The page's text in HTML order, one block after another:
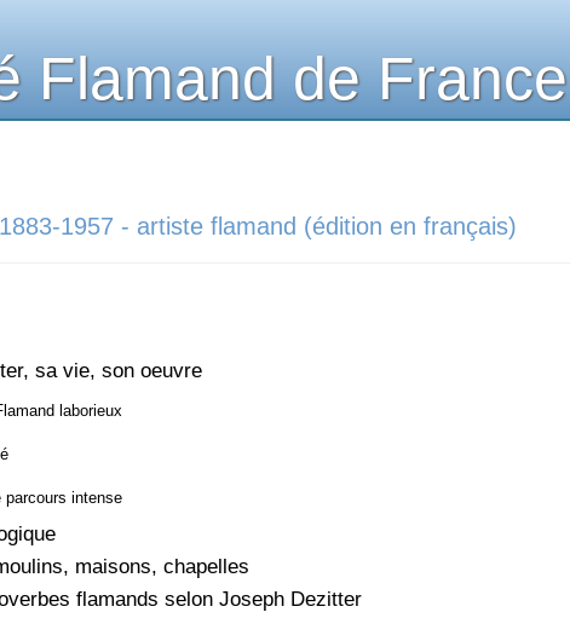
Flamand de France
1957 - artiste flamand (édition en français)
sa vie, son oeuvre
laborieux
parcours intense
maisons, chapelles
flamands selon Joseph Dezitter